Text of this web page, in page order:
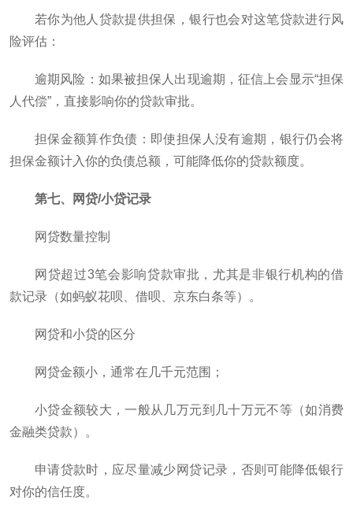
若你为他人贷款提供担保，银行也会对这笔贷款进行风
险评估：
逾期风险：如果被担保人出现逾期，征信上会显示“担保
人代偿”，直接影响你的贷款审批。
担保金额算作负债：即使担保人没有逾期，银行仍会将
担保金额计入你的负债总额，可能降低你的贷款额度。
第七、网贷/小贷记录
网贷数量控制
网贷超过3笔会影响贷款审批，尤其是非银行机构的借
款记录（如蚂蚁花呗、借呗、京东白条等）。
网贷和小贷的区分
网贷金额小，通常在几千元范围；
小贷金额较大，一般从几万元到几十万元不等（如消费
金融类贷款）。
申请贷款时，应尽量减少网贷记录，否则可能降低银行
对你的信任度。